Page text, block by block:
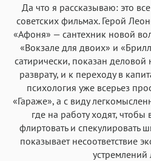
Да что я рассказываю: это
советских фильмах. Герой
«Афоня» — сантехник новой
«Вокзале для двоих» и
сатирически, показан
разврату, и к переходу в
психология уже всерьез
«Гараже», а с виду
где на работу ходят, чтобы
флиртовать и спекулировать
показывает несоответствие